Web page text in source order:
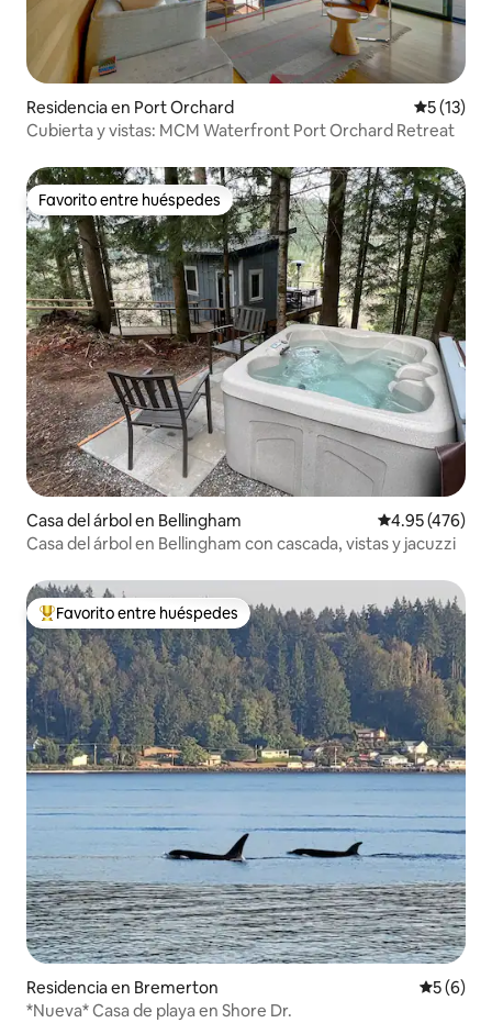
Residencia en Port Orchard
5 (13)
Cubierta y vistas: MCM Waterfront Port Orchard Retreat
Favorito entre huéspedes
Favorito entre huéspedes
Casa del árbol en Bellingham Calificación
4.95 (476)
Casa del árbol en Bellingham con cascada, vistas y jacuzzi
De los mejores en Favorito entre huéspedes
Favorito entre huéspedes
Residencia en Bremerton
5 (6)
*Nueva* Casa de playa en Shore Dr.